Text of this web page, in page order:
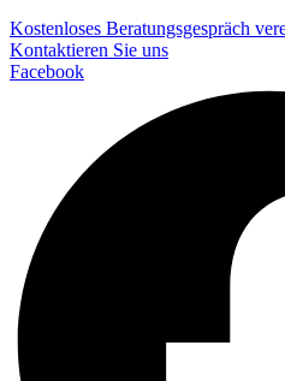
Kostenloses Beratungsgespräch
Kontaktieren Sie uns
Facebook